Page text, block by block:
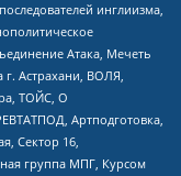
инглиизма,
Атака, Мечеть
Астрахани, ВОЛЯ,
ТОЙС, О
Артподготовка,
Сектор 16,
группа МПГ, Курсом